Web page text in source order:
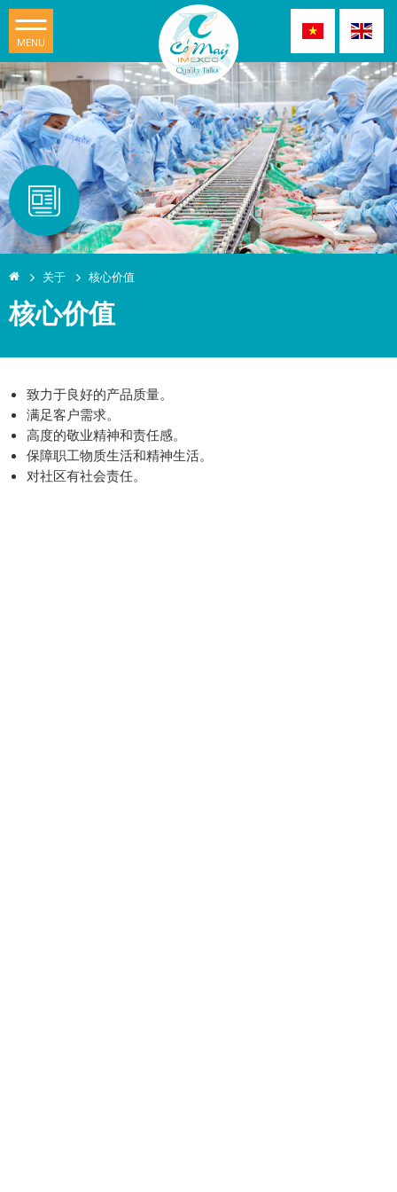
MENU
关于 核心价值
核心价值
致力于良好的产品质量。
满足客户需求。
高度的敬业精神和责任感。
保障职工物质生活和精神生活。
对社区有社会责任。